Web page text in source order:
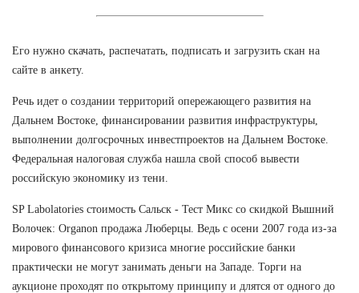
Его нужно скачать, распечатать, подписать и загрузить скан на
сайте в анкету.
Речь идет о создании территорий опережающего развития на
Дальнем Востоке, финансировании развития инфраструктуры,
выполнении долгосрочных инвестпроектов на Дальнем Востоке.
Федеральная налоговая служба нашла свой способ вывести
российскую экономику из тени.
SP Labolatories стоимость Сальск - Тест Микс со скидкой Вышний
Волочек: Organon продажа Люберцы. Ведь с осени 2007 года из-за
мирового финансового кризиса многие российские банки
практически не могут занимать деньги на Западе. Торги на
аукционе проходят по открытому принципу и длятся от одного до